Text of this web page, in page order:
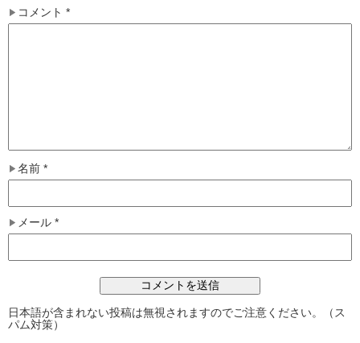
コメント *
名前 *
メール *
日本語が含まれない投稿は無視されますのでご注意ください。（ス
パム対策）